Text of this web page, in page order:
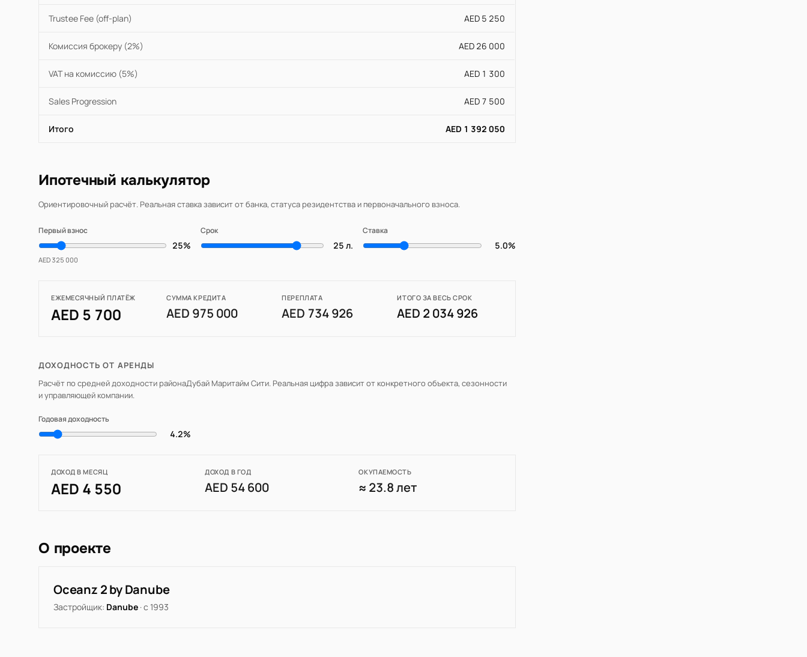
Trustee Fee (off-plan) AED 5 250
Комиссия брокеру (2%) AED 26 000
VAT на комиссию (5%) AED 1 300
Sales Progression AED 7 500
Итого AED 1 392 050
Ипотечный калькулятор
Ориентировочный расчёт. Реальная ставка зависит от банка, статуса резидентства и первоначального взноса.
Первый взнос
25%
AED 325 000
Срок
25 л.
Ставка
5.0%
ЕЖЕМЕСЯЧНЫЙ ПЛАТЁЖ
AED 5 700
СУММА КРЕДИТА
AED 975 000
ПЕРЕПЛАТА
AED 734 926
ИТОГО ЗА ВЕСЬ СРОК
AED 2 034 926
ДОХОДНОСТЬ ОТ АРЕНДЫ
Расчёт по средней доходности районаДубай Маритайм Сити. Реальная цифра зависит от конкретного объекта, сезонности
и управляющей компании.
Годовая доходность
4.2%
ДОХОД В МЕСЯЦ
AED 4 550
ДОХОД В ГОД
AED 54 600
ОКУПАЕМОСТЬ
≈ 23.8 лет
О проекте
Oceanz 2 by Danube
Застройщик: Danube · с 1993